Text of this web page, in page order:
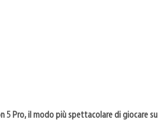
5 Pro, il modo più spettacolare di giocare su